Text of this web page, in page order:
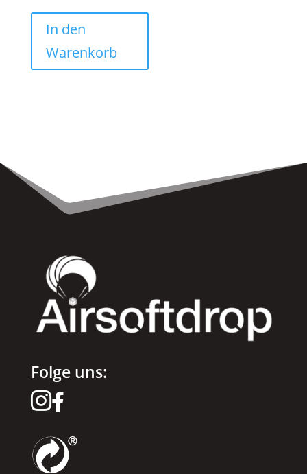
In den
Warenkorb
Folge uns:
